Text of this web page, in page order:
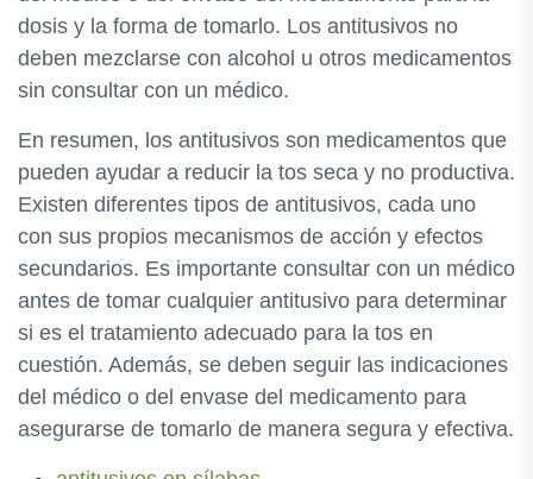
dosis y la forma de tomarlo. Los antitusivos no
deben mezclarse con alcohol u otros medicamentos
sin consultar con un médico.
En resumen, los antitusivos son medicamentos que
pueden ayudar a reducir la tos seca y no productiva.
Existen diferentes tipos de antitusivos, cada uno
con sus propios mecanismos de acción y efectos
secundarios. Es importante consultar con un médico
antes de tomar cualquier antitusivo para determinar
si es el tratamiento adecuado para la tos en
cuestión. Además, se deben seguir las indicaciones
del médico o del envase del medicamento para
asegurarse de tomarlo de manera segura y efectiva.